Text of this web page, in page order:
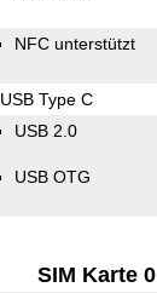
NFC unterstützt
USB Type C
USB 2.0
USB OTG
SIM Karte 0